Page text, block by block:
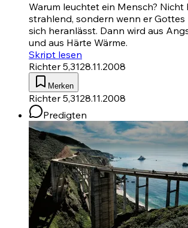
Warum leuchtet ein Mensch? Nicht
strahlend, sondern wenn er Gottes
sich heranlässt. Dann wird aus
und aus Härte Wärme.
Skript lesen
Richter 5,3128.11.2008
Merken
Richter 5,3128.11.2008
Predigten